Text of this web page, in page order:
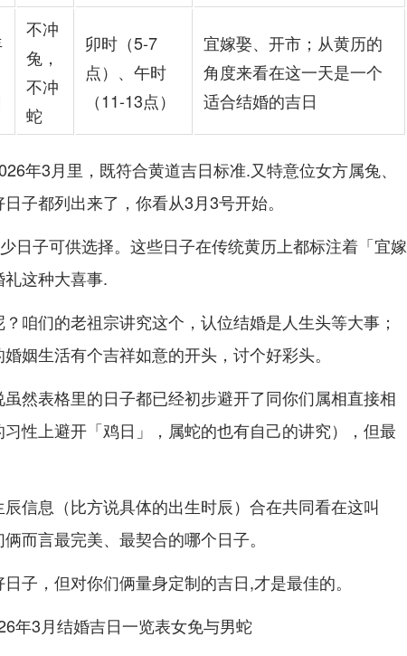
不冲
兔，
不冲
蛇
卯时（5-7
点）、午时
（11-13点）
宜嫁娶、开市；从黄历的
角度来看在这一天是一个
适合结婚的吉日
年3月里，既符合黄道吉日标准.又特意位女方属兔、
子都列出来了，你看从3月3号开始。
日子可供选择。这些日子在传统黄历上都标注着「宜嫁
这种大喜事.
咱们的老祖宗讲究这个，认位结婚是人生头等大事；
姻生活有个吉祥如意的开头，讨个好彩头。
然表格里的日子都已经初步避开了同你们属相直接相
性上避开「鸡日」，属蛇的也有自己的讲究），但最
信息（比方说具体的出生时辰）合在共同看在这叫
而言最完美、最契合的哪个日子。
子，但对你们俩量身定制的吉日,才是最佳的。